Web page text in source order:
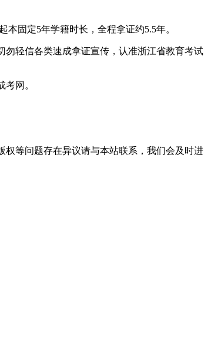
固定5年学籍时长，全程拿证约5.5年。
轻信各类速成拿证宣传，认准浙江省教育考试
网。
权等问题存在异议请与本站联系，我们会及时进